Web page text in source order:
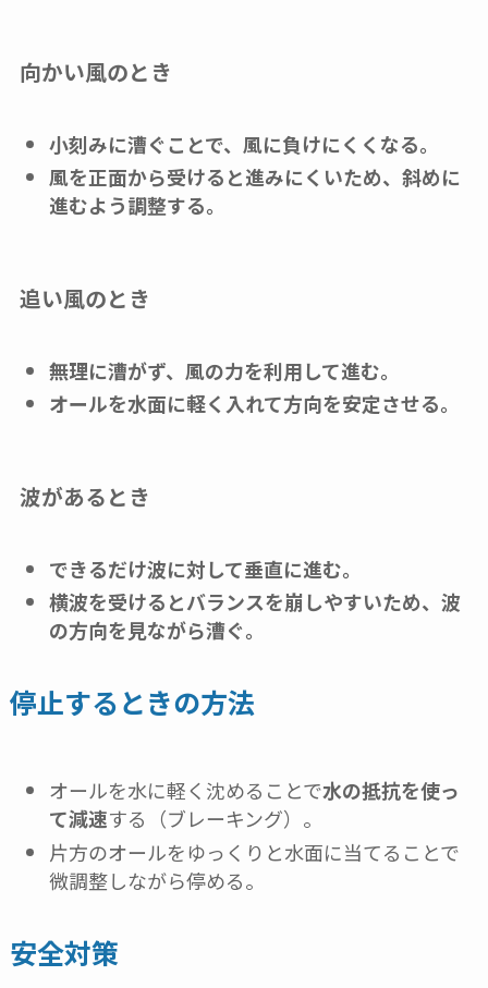
向かい風のとき
小刻みに漕ぐことで、風に負けにくくなる。
風を正面から受けると進みにくいため、斜めに
進むよう調整する。
追い風のとき
無理に漕がず、風の力を利用して進む。
オールを水面に軽く入れて方向を安定させる。
波があるとき
できるだけ波に対して垂直に進む。
横波を受けるとバランスを崩しやすいため、波
の方向を見ながら漕ぐ。
停止するときの方法
オールを水に軽く沈めることで水の抵抗を使っ
て減速する（ブレーキング）。
片方のオールをゆっくりと水面に当てることで
微調整しながら停める。
安全対策